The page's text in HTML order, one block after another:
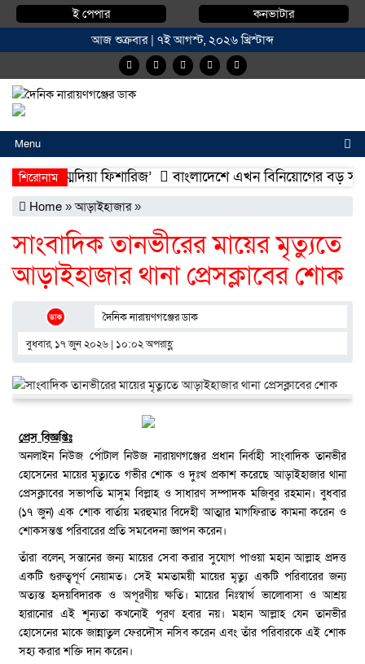
ই পেপার
কনভাটার
আজ শুক্রবার | ৭ই আগস্ট, ২০২৬ খ্রিস্টাব্দ
Menu
শিরোনাম
মোহাম্মদিয়া ফিশারিজ’
বাংলাদেশে এখন বিনিয়োগের বড়
Home »আড়াইহাজার»
সাংবাদিক তানভীরের মায়ের মৃত্যুতে
আড়াইহাজার থানা প্রেসক্লাবের শোক
দৈনিক নারায়ণগঞ্জের ডাক
বুধবার, ১৭ জুন ২০২৬ | ১০:০২ অপরাহ্ণ
প্রেস বিজ্ঞপ্তিঃ
অনলাইন নিউজ র্পোটাল নিউজ নারায়ণগঞ্জের প্রধান নির্বাহী সাংবাদিক তানভীর
হোসেনের মায়ের মৃত্যুতে গভীর শোক ও দুঃখ প্রকাশ করেছে আড়াইহাজার থানা
প্রেসক্লাবের সভাপতি মাসুম বিল্লাহ ও সাধারণ সম্পাদক মজিবুর রহমান। বুধবার
(১৭ জুন) এক শোক বার্তায় মরহুমার বিদেহী আত্মার মাগফিরাত কামনা করেন ও
শোকসন্তপ্ত পরিবারের প্রতি সমবেদনা জ্ঞাপন করেন।
তাঁরা বলেন, সন্তানের জন্য মায়ের সেবা করার সুযোগ পাওয়া মহান আল্লাহ প্রদত্ত
একটি গুরুত্বপূর্ণ নেয়ামত। সেই মমতাময়ী মায়ের মৃত্যু একটি পরিবারের জন্য
অত্যন্ত হৃদয়বিদারক ও অপূরণীয় ক্ষতি। মায়ের নিঃস্বার্থ ভালোবাসা ও আশ্রয়
হারানোর এই শূন্যতা কখনোই পূরণ হবার নয়। মহান আল্লাহ যেন তানভীর
হোসেনের মাকে জান্নাতুল ফেরদৌস নসিব করেন এবং তাঁর পরিবারকে এই শোক
সহ্য করার শক্তি দান করেন।